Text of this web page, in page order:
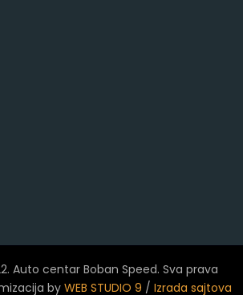
Auto centar Boban Speed. Sva prava
by WEB STUDIO 9 / Izrada sajtova